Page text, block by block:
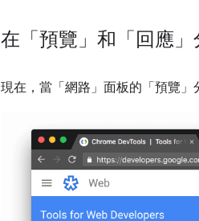
在「預覽」和「回應
現在，當「網路」 面板的「預覽」